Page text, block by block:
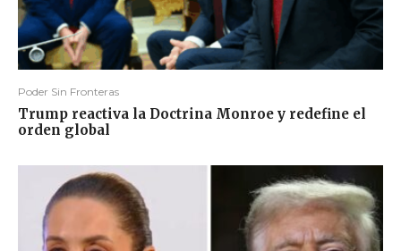
Poder Sin Fronteras
Trump reactiva la Doctrina Monroe y redefine el
orden global